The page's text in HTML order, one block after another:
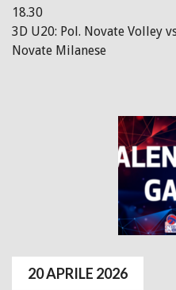
18.30
3D U20: Pol. Novate Volley
Novate Milanese
20 APRILE 2026